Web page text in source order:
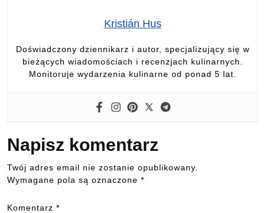
Kristián Hus
Doświadczony dziennikarz i autor, specjalizujący się w
bieżących wiadomościach i recenzjach kulinarnych.
Monitoruje wydarzenia kulinarne od ponad 5 lat.
Napisz komentarz
Twój adres email nie zostanie opublikowany.
Wymagane pola są oznaczone *
Komentarz *